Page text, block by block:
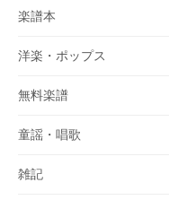
楽譜本
洋楽・ポップス
無料楽譜
童謡・唱歌
雑記